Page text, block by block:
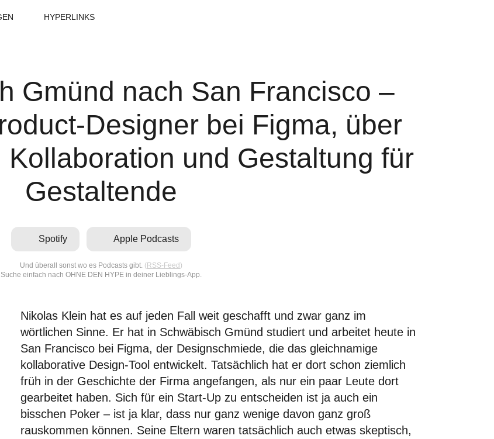
HYPERLINKS
Gmünd nach San Francisco –
Designer bei Figma, über
und Gestaltung für
Gestaltende
Spotify Apple Podcasts
Und überall sonst wo es Podcasts gibt. (RSS-Feed)
Suche einfach nach OHNE DEN HYPE in deiner Lieblings-App.
Nikolas Klein hat es auf jeden Fall weit geschafft und zwar ganz im
wörtlichen Sinne. Er hat in Schwäbisch Gmünd studiert und arbeitet heute in
San Francisco bei Figma, der Designschmiede, die das gleichnamige
kollaborative Design-Tool entwickelt. Tatsächlich hat er dort schon ziemlich
früh in der Geschichte der Firma angefangen, als nur ein paar Leute dort
gearbeitet haben. Sich für ein Start-Up zu entscheiden ist ja auch ein
bisschen Poker – ist ja klar, dass nur ganz wenige davon ganz groß
rauskommen können. Seine Eltern waren tatsächlich auch etwas skeptisch,